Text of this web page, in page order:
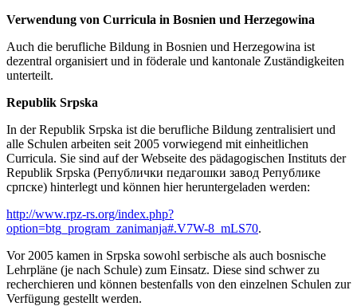
Verwendung von Curricula in Bosnien und Herzegowina
Auch die berufliche Bildung in Bosnien und Herzegowina ist
dezentral organisiert und in föderale und kantonale Zuständigkeiten
unterteilt.
Republik Srpska
In der Republik Srpska ist die berufliche Bildung zentralisiert und
alle Schulen arbeiten seit 2005 vorwiegend mit einheitlichen
Curricula. Sie sind auf der Webseite des pädagogischen Instituts der
Republik Srpska (Републички педагошки завод Републике
српске) hinterlegt und können hier heruntergeladen werden:
http://www.rpz-rs.org/index.php?
option=btg_program_zanimanja#.V7W-8_mLS70.
Vor 2005 kamen in Srpska sowohl serbische als auch bosnische
Lehrpläne (je nach Schule) zum Einsatz. Diese sind schwer zu
recherchieren und können bestenfalls von den einzelnen Schulen zur
Verfügung gestellt werden.